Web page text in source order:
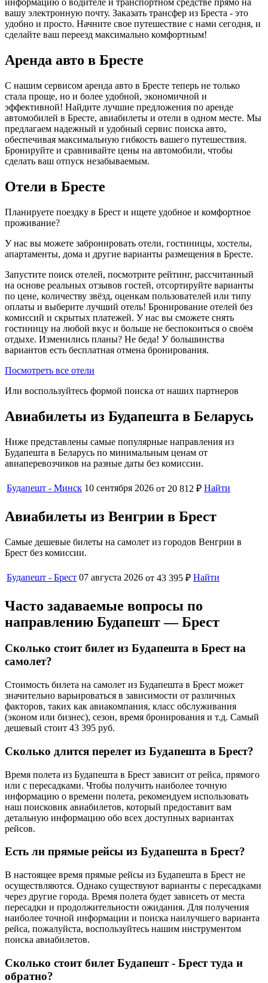
информацию о водителе и транспортном средстве прямо на
вашу электронную почту. Заказать трансфер из Бреста - это
удобно и просто. Начните свое путешествие с нами сегодня, и
сделайте ваш переезд максимально комфортным!
Аренда авто в Бресте
С нашим сервисом аренда авто в Бресте теперь не только
стала проще, но и более удобной, экономичной и
эффективной! Найдите лучшие предложения по аренде
автомобилей в Бресте, авиабилеты и отели в одном месте. Мы
предлагаем надежный и удобный сервис поиска авто,
обеспечивая максимальную гибкость вашего путешествия.
Бронируйте и сравнивайте цены на автомобили, чтобы
сделать ваш отпуск незабываемым.
Отели в Бресте
Планируете поездку в Брест и ищете удобное и комфортное
проживание?
У нас вы можете забронировать отели, гостиницы, хостелы,
апартаменты, дома и другие варианты размещения в Бресте.
Запустите поиск отелей, посмотрите рейтинг, рассчитанный
на основе реальных отзывов гостей, отсортируйте варианты
по цене, количеству звёзд, оценкам пользователей или типу
оплаты и выберите лучший отель! Бронирование отелей без
комиссий и скрытых платежей. У нас вы сможете снять
гостиницу на любой вкус и больше не беспокоиться о своём
отдыхе. Изменились планы? Не беда! У большинства
вариантов есть бесплатная отмена бронирования.
Посмотреть все отели
Или воспользуйтесь формой поиска от наших партнеров
Авиабилеты из Будапешта в Беларусь
Ниже представлены самые популярные направления из
Будапешта в Беларусь по минимальным ценам от
авиаперевозчиков на разные даты без комиссии.
Будапешт - Минск 10 сентября 2026 от 20 812 ₽ Найти
Авиабилеты из Венгрии в Брест
Самые дешевые билеты на самолет из городов Венгрии в
Брест без комиссии.
Будапешт - Брест 07 августа 2026 от 43 395 ₽ Найти
Часто задаваемые вопросы по
направлению Будапешт — Брест
Сколько стоит билет из Будапешта в Брест на
самолет?
Стоимость билета на самолет из Будапешта в Брест может
значительно варьироваться в зависимости от различных
факторов, таких как авиакомпания, класс обслуживания
(эконом или бизнес), сезон, время бронирования и т.д. Самый
дешевый стоит 43 395 руб.
Сколько длится перелет из Будапешта в Брест?
Время полета из Будапешта в Брест зависит от рейса, прямого
или с пересадками. Чтобы получить наиболее точную
информацию о времени полета, рекомендуем использовать
наш поисковик авиабилетов, который предоставит вам
детальную информацию обо всех доступных вариантах
рейсов.
Есть ли прямые рейсы из Будапешта в Брест?
В настоящее время прямые рейсы из Будапешта в Брест не
осуществляются. Однако существуют варианты с пересадками
через другие города. Время полета будет зависеть от места
пересадки и продолжительности ожидания. Для получения
наиболее точной информации и поиска наилучшего варианта
рейса, пожалуйста, воспользуйтесь нашим инструментом
поиска авиабилетов.
Сколько стоит билет Будапешт - Брест туда и
обратно?